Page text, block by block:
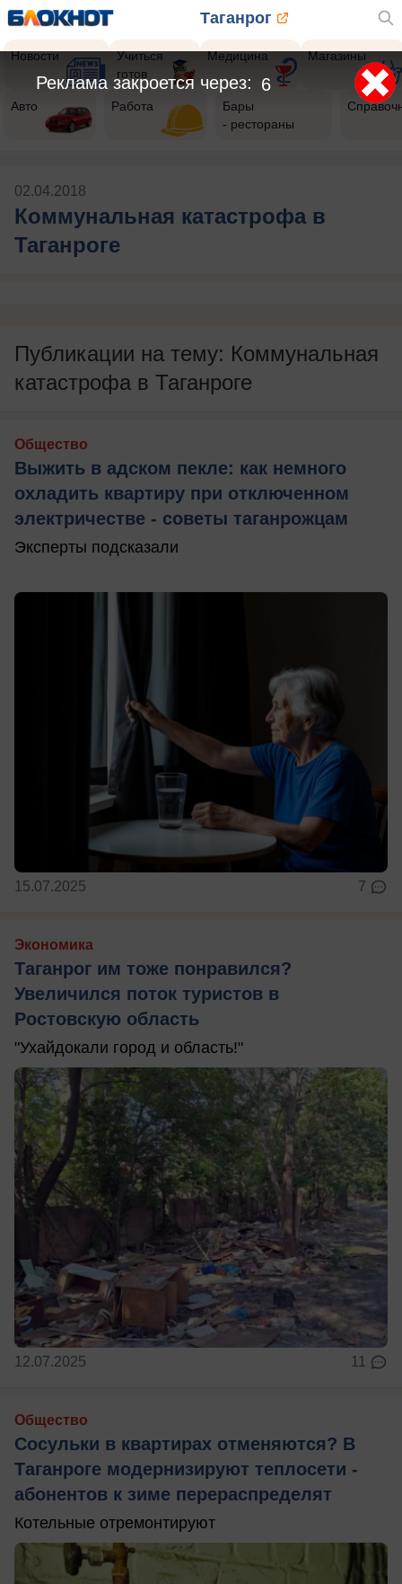
Таганрог
Новости
Учиться
готов
Медицина Магазины
Авто Работа
Бары
- рестораны
02.04.2018
Коммунальная катастрофа в
Таганроге
Публикации на тему: Коммунальная
катастрофа в Таганроге
Общество
Выжить в адском пекле: как немного
охладить квартиру при отключенном
электричестве - советы таганрожцам
Эксперты подсказали
15.07.2025 7
Экономика
Таганрог им тоже понравился?
Увеличился поток туристов в
Ростовскую область
"Ухайдокали город и область!"
12.07.2025 11
Общество
Сосульки в квартирах отменяются? В
Таганроге модернизируют теплосети -
абонентов к зиме перераспределят
Котельные отремонтируют
5
Реклама закроется через: